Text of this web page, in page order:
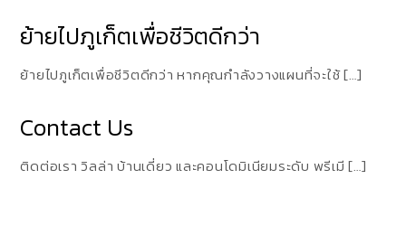
ย้ายไปภูเก็ตเพื่อชีวิตดีกว่า
ย้ายไปภูเก็ตเพื่อชีวิตดีกว่า หากคุณกําลังวางแผนที่จะใช้ […]
Contact Us
ติดต่อเรา วิลล่า บ้านเดี่ยว และคอนโดมิเนียมระดับ พรีเมี […]